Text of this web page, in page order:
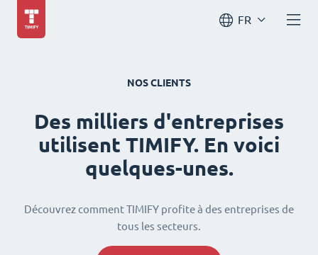
FR
NOS CLIENTS
Des milliers d'entreprises
utilisent TIMIFY. En voici
quelques-unes.
Découvrez comment TIMIFY profite à des entreprises de
tous les secteurs.